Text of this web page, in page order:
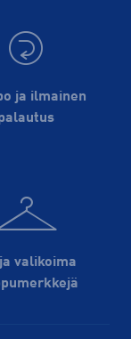
ja ilmainen
valikoima